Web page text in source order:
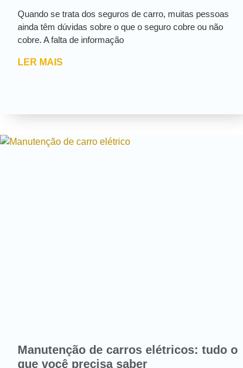
Quando se trata dos seguros de carro, muitas pessoas
ainda têm dúvidas sobre o que o seguro cobre ou não
cobre. A falta de informação
LER MAIS
Manutenção de carros elétricos: tudo o
que você precisa saber